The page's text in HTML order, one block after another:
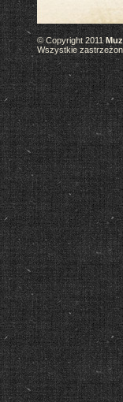
© Copyright 2011
Wszystkie